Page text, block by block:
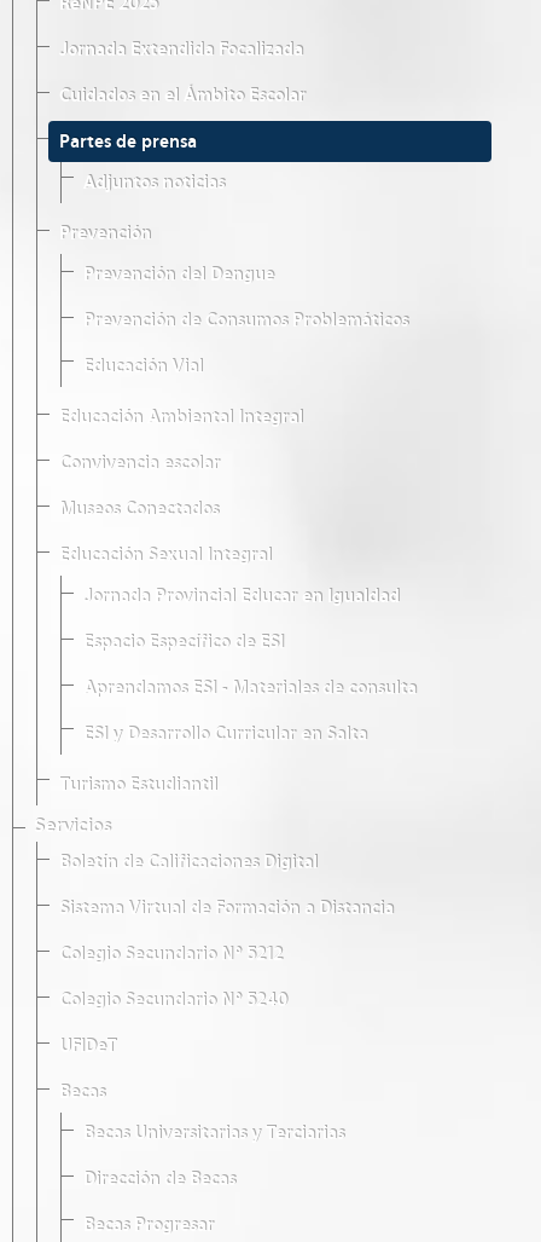
Jornada Extendida Focalizada
Cuidados en el Ámbito Escolar
Partes de prensa
Adjuntos noticias
Prevención
Prevención del Dengue
Prevención de Consumos Problemáticos
Educación Vial
Educación Ambiental Integral
Convivencia escolar
Museos Conectados
Educación Sexual Integral
Jornada Provincial Educar en Igualdad
Espacio Específico de ESI
Aprendamos ESI - Materiales de consulta
ESI y Desarrollo Curricular en Salta
Turismo Estudiantil
Servicios
Boletín de Calificaciones Digital
Sistema Virtual de Formación a Distancia
Colegio Secundario Nº 5212
Colegio Secundario Nº 5240
UFIDeT
Becas
Becas Universitarias y Terciarias
Dirección de Becas
Becas Progresar